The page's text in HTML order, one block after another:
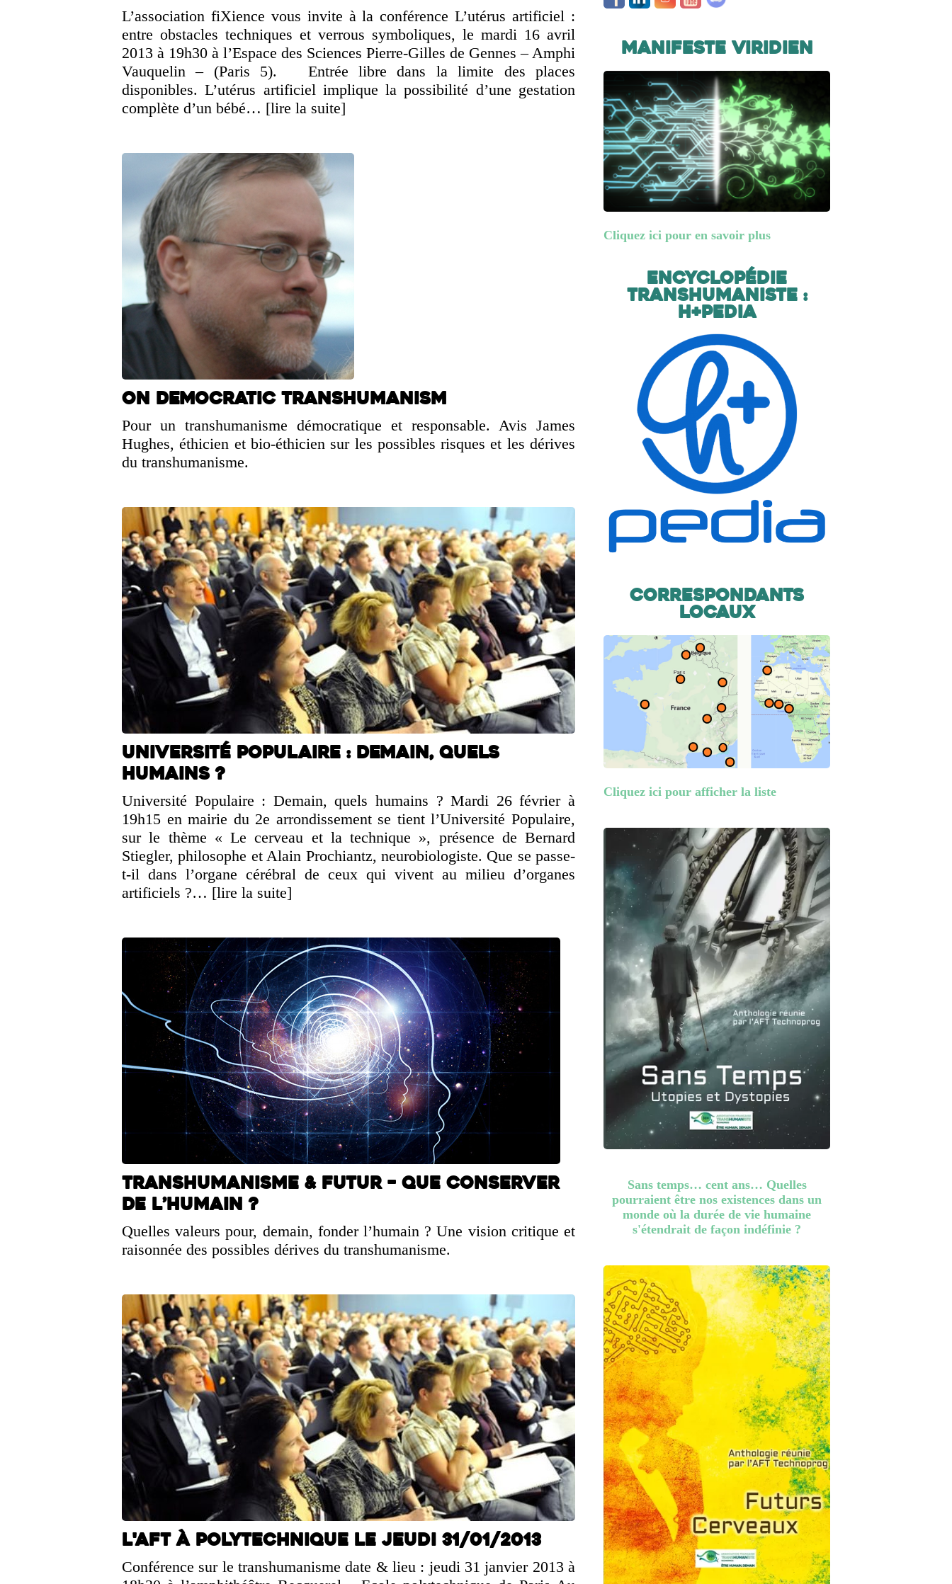
L’association fiXience vous invite à la conférence L’utérus artificiel :
entre obstacles techniques et verrous symboliques, le mardi 16 avril
2013 à 19h30 à l’Espace des Sciences Pierre-Gilles de Gennes – Amphi
Vauquelin – (Paris 5). Entrée libre dans la limite des places
disponibles. L’utérus artificiel implique la possibilité d’une gestation
complète d’un bébé… [lire la suite]
On Democratic Transhumanism
Pour un transhumanisme démocratique et responsable. Avis James
Hughes, éthicien et bio-éthicien sur les possibles risques et les dérives
du transhumanisme.
Université Populaire : Demain, quels
humains ?
Université Populaire : Demain, quels humains ? Mardi 26 février à
19h15 en mairie du 2e arrondissement se tient l’Université Populaire,
sur le thème « Le cerveau et la technique », présence de Bernard
Stiegler, philosophe et Alain Prochiantz, neurobiologiste. Que se passe-
t-il dans l’organe cérébral de ceux qui vivent au milieu d’organes
artificiels ?… [lire la suite]
Transhumanisme & Futur – Que conserver
de l’humain ?
Quelles valeurs pour, demain, fonder l’humain ? Une vision critique et
raisonnée des possibles dérives du transhumanisme.
L'AFT à Polytechnique le jeudi 31/01/2013
Conférence sur le transhumanisme date & lieu : jeudi 31 janvier 2013 à
Manifeste Viridien
Cliquez ici pour en savoir plus
Encyclopédie
transhumaniste :
H+Pedia
Correspondants
locaux
Cliquez ici pour afficher la liste
Sans temps… cent ans… Quelles
pourraient être nos existences dans un
monde où la durée de vie humaine
s'étendrait de façon indéfinie ?